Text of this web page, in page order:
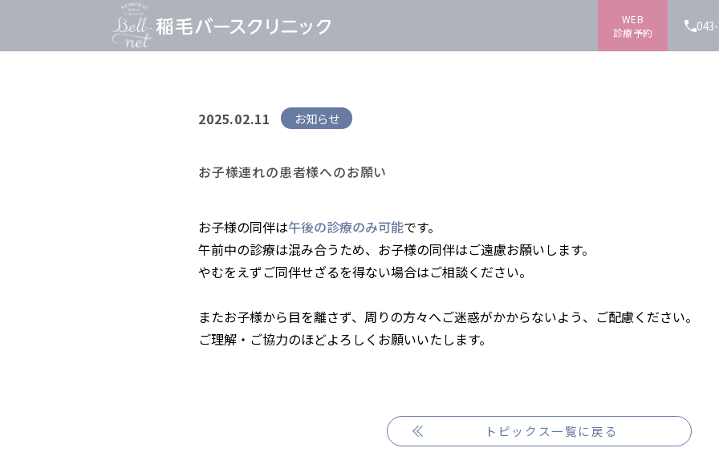
WEB
診療予約
2025.02.11 お知らせ
お子様連れの患者様へのお願い
お子様の同伴は午後の診療のみ可能です。
午前中の診療は混み合うため、お子様の同伴はご遠慮お願いします。
やむをえずご同伴せざるを得ない場合はご相談ください。
またお子様から目を離さず、周りの方々へご迷惑がかからないよう、ご配慮ください。
ご理解・ご協力のほどよろしくお願いいたします。
トピックス一覧に戻る